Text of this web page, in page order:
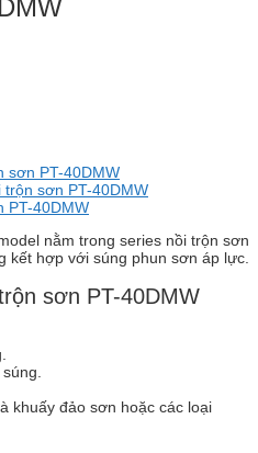
sơn PT-40DMW
sơn PT-40DMW
PT-40DMW
nằm trong series nồi trộn sơn
kết hợp với súng phun sơn áp lực.
sơn PT-40DMW
khuấy đảo sơn hoặc các loại